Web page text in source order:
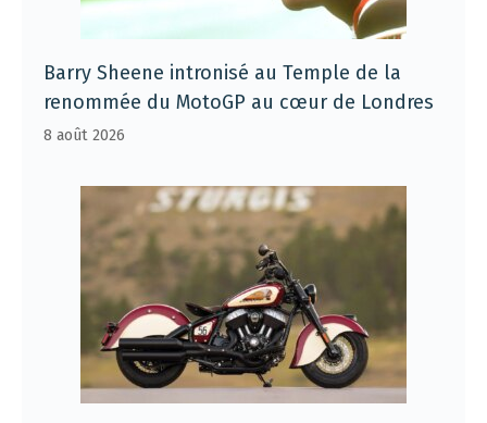
Barry Sheene intronisé au Temple de la
renommée du MotoGP au cœur de Londres
8 août 2026